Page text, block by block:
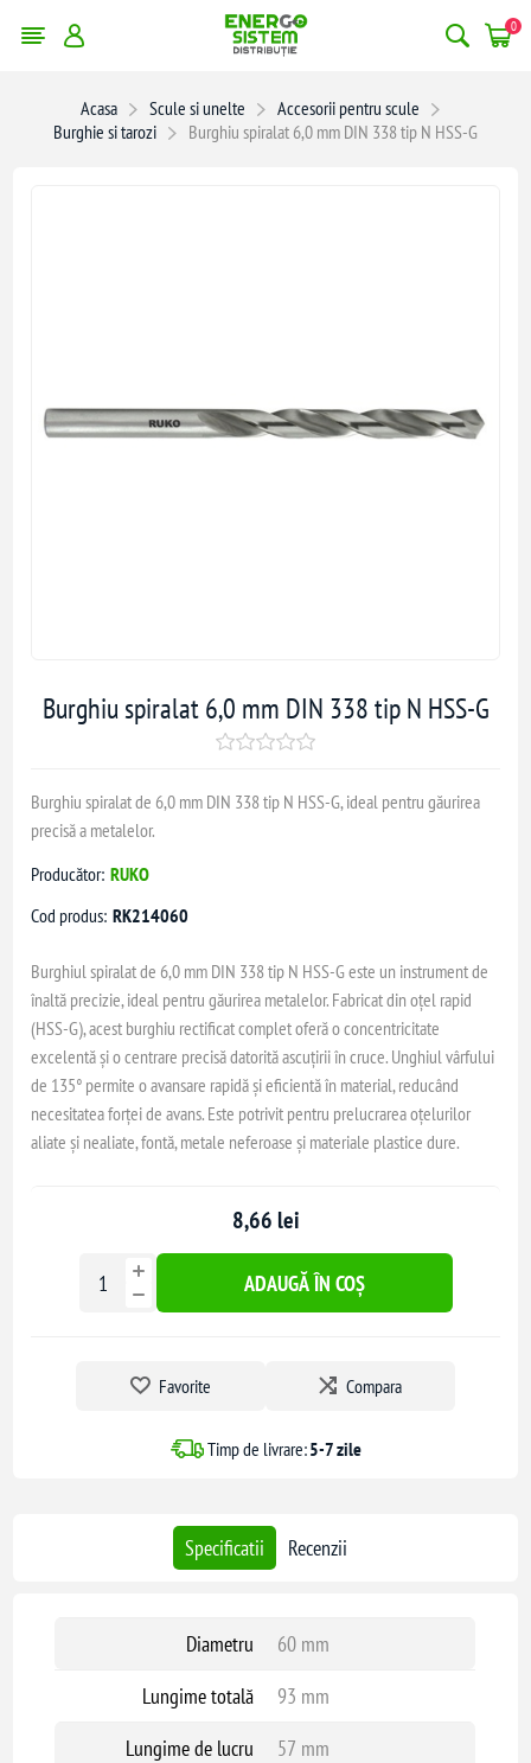
0
Acasa Scule si unelte
Accesorii pentru scule
Burghie si tarozi
Burghiu spiralat 6,0 mm DIN 338 tip N HSS-G
Burghiu spiralat 6,0 mm DIN 338 tip N HSS-G
Burghiu spiralat de 6,0 mm DIN 338 tip N HSS-G, ideal pentru găurirea
precisă a metalelor.
Producător: RUKO
Cod produs: RK214060
Burghiul spiralat de 6,0 mm DIN 338 tip N HSS-G este un instrument de
înaltă precizie, ideal pentru găurirea metalelor. Fabricat din oțel rapid
(HSS-G), acest burghiu rectificat complet oferă o concentricitate
excelentă și o centrare precisă datorită ascuțirii în cruce. Unghiul vârfului
de 135° permite o avansare rapidă și eficientă în material, reducând
necesitatea forței de avans. Este potrivit pentru prelucrarea oțelurilor
aliate și nealiate, fontă, metale neferoase și materiale plastice dure.
8,66 lei
ADAUGĂ ÎN COȘ
Favorite Compara
Timp de livrare:5-7 zile
Specificatii Recenzii
Diametru
60 mm
Lungime totală
93 mm
Lungime de lucru
57 mm